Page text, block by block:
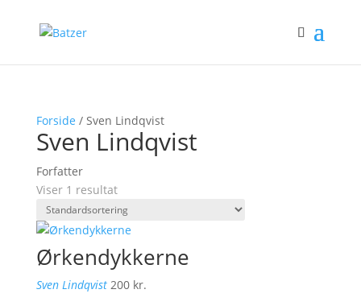
Forside / Sven Lindqvist
Sven Lindqvist
Forfatter
Viser 1 resultat
Ørkendykkerne
Sven Lindqvist 200 kr.